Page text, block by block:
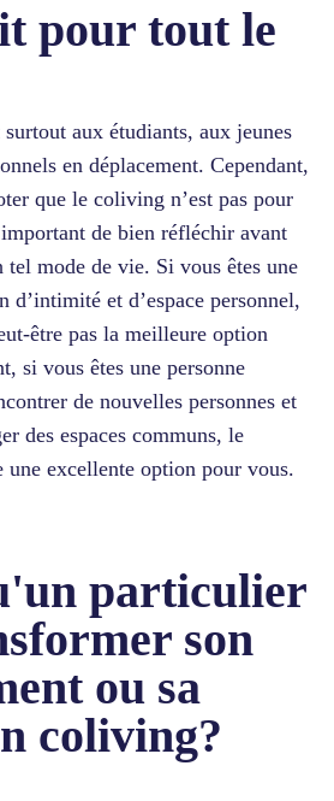
pour tout le
aux étudiants, aux jeunes
en déplacement. Cependant,
que le coliving n’est pas pour
de bien réfléchir avant
tel mode de vie. Si vous êtes une
d’intimité et d’espace personnel,
être pas la meilleure option
si vous êtes une personne
de nouvelles personnes et
des espaces communs, le
excellente option pour vous.
particulier
son
ou sa
coliving?